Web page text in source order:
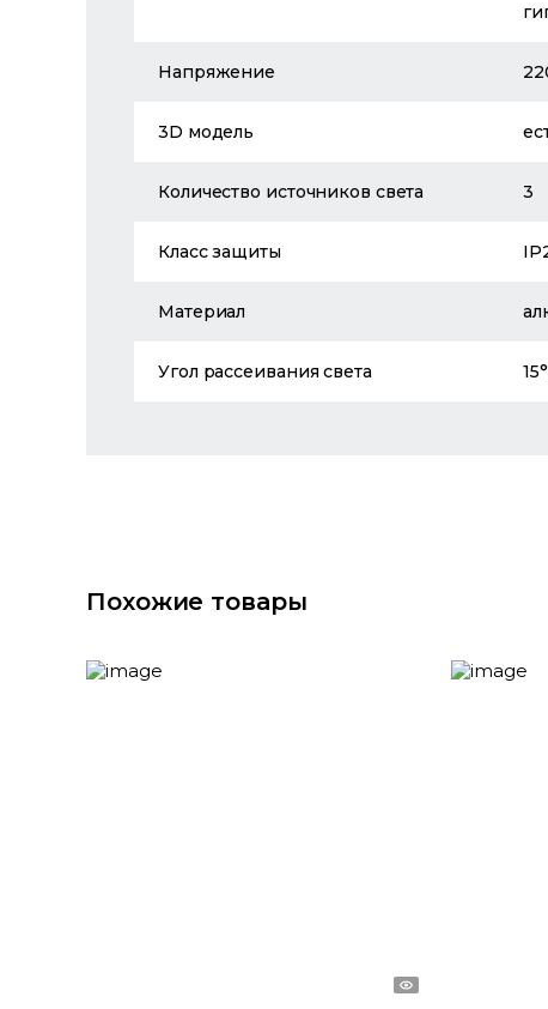
Напряжение
3D модель
Количество источников света 3
Класс защиты
Материал
Угол рассеивания света
Похожие товары